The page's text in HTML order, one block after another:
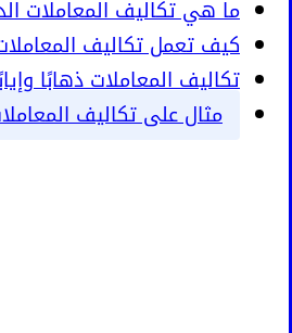
ما هي تكاليف المعاملات
كيف تعمل تكاليف المعاملات
تكاليف المعاملات ذهابًا
مثال على تكاليف